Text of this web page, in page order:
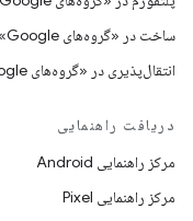
ساخت در «گروه‌های Google»
انتقال‌پذیری در «گروه‌های Google»
دریافت راهنمایی
مرکز راهنمایی Android
مرکز راهنمایی Pixel